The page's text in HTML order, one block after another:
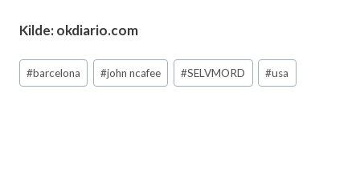
Kilde: okdiario.com
Post
Tags:
#barcelona #john ncafee #SELVMORD #usa